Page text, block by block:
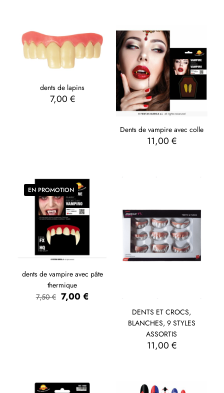
dents de lapins
7,00 €
Dents de vampire avec colle
11,00 €
EN PROMOTION
dents de vampire avec pâte
thermique
7,50€ 7,00€
DENTS ET CROCS,
BLANCHES, 9 STYLES
ASSORTIS
11,00 €